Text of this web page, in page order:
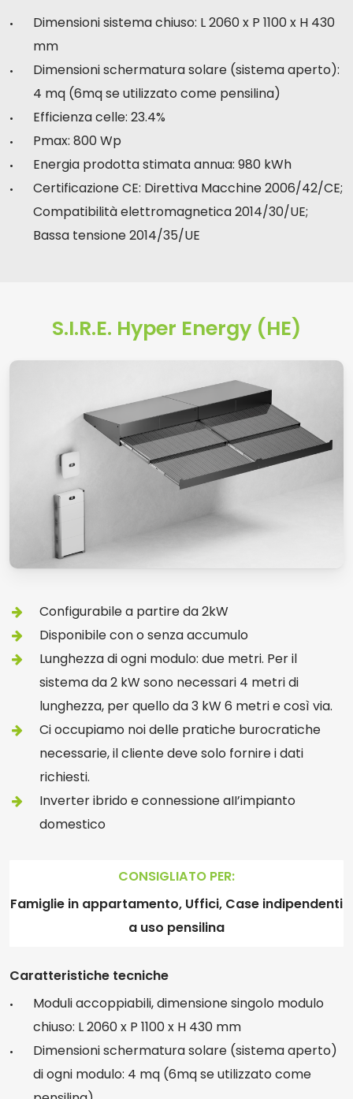
Dimensioni sistema chiuso: L 2060 x P 1100 x H 430
mm
Dimensioni schermatura solare (sistema aperto):
4 mq (6mq se utilizzato come pensilina)
Efficienza celle: 23.4%
Pmax: 800 Wp
Energia prodotta stimata annua: 980 kWh
Certificazione CE: Direttiva Macchine 2006/42/CE;
Compatibilità elettromagnetica 2014/30/UE;
Bassa tensione 2014/35/UE
S.I.R.E. Hyper Energy (HE)
Configurabile a partire da 2kW
Disponibile con o senza accumulo
Lunghezza di ogni modulo: due metri. Per il
sistema da 2 kW sono necessari 4 metri di
lunghezza, per quello da 3 kW 6 metri e così via.
Ci occupiamo noi delle pratiche burocratiche
necessarie, il cliente deve solo fornire i dati
richiesti.
Inverter ibrido e connessione aII’impianto
domestico
CONSIGLIATO PER:
Famiglie in appartamento, Uffici, Case indipendenti
a uso pensilina
Caratteristiche tecniche
Moduli accoppiabili, dimensione singolo modulo
chiuso: L 2060 x P 1100 x H 430 mm
Dimensioni schermatura solare (sistema aperto)
di ogni modulo: 4 mq (6mq se utilizzato come